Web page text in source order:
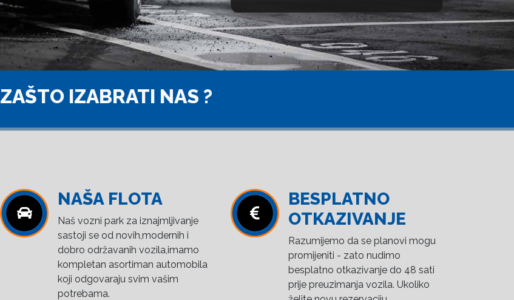
ZAŠTO IZABRATI NAS ?
NAŠA FLOTA
Naš vozni park za iznajmljivanje
sastoji se od novih,modernih i
dobro održavanih vozila,imamo
kompletan asortiman automobila
koji odgovaraju svim vašim
potrebama.
BESPLATNO
OTKAZIVANJE
Razumijemo da se planovi mogu
promijeniti - zato nudimo
besplatno otkazivanje do 48 sati
prije preuzimanja vozila. Ukoliko